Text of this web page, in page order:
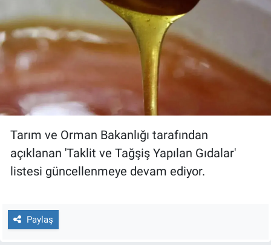
Tarım ve Orman Bakanlığı tarafından
açıklanan 'Taklit ve Tağşiş Yapılan Gıdalar'
listesi güncellenmeye devam ediyor.
Paylaş
Gündem Özel
Günün görüntüsü
Haber
Kimdir
Kültür Sanat